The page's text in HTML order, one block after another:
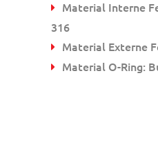
Material Interne
316
Material Externe
Material O-Ring: